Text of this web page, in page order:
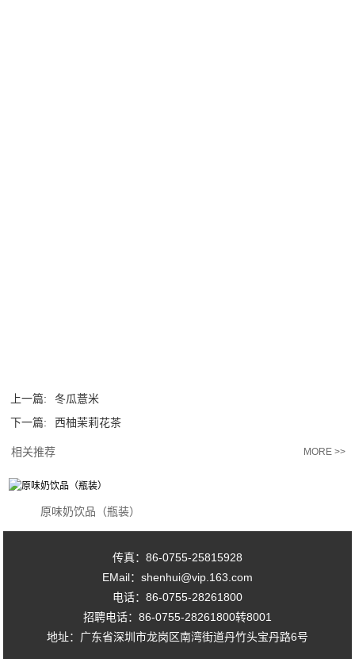
上一篇:
冬瓜薏米
下一篇:
西柚茉莉花茶
相关推荐 MORE >>
原味奶饮品（瓶装）
传真：86-0755-25815928
EMail：shenhui@vip.163.com
电话：86-0755-28261800
招聘电话：86-0755-28261800转8001
地址：广东省深圳市龙岗区南湾街道丹竹头宝丹路6号